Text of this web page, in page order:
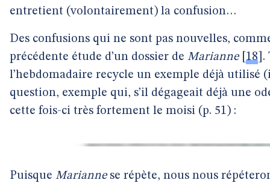
entretient (volontairement) la confusion…
Des confusions qui ne sont pas nouvelles,
précédente étude d’un dossier de Marianne[ 18 .
l’hebdomadaire recycle un exemple déjà utilisé
question, exemple qui, s’il dégageait déjà une
cette fois-ci très fortement le moisi (p. 51) :
Puisque Mariannese répète, nous nous